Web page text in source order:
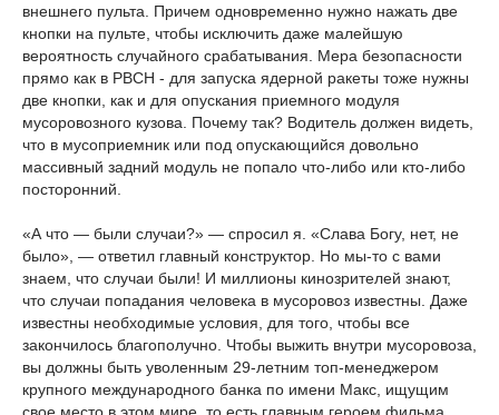
внешнего пульта. Причем одновременно нужно нажать две
кнопки на пульте, чтобы исключить даже малейшую
вероятность случайного срабатывания. Мера безопасности
прямо как в РВСН - для запуска ядерной ракеты тоже нужны
две кнопки, как и для опускания приемного модуля
мусоровозного кузова. Почему так? Водитель должен видеть,
что в мусоприемник или под опускающийся довольно
массивный задний модуль не попало что-либо или кто-либо
посторонний.
«А что — были случаи?» — спросил я. «Слава Богу, нет, не
было», — ответил главный конструктор. Но мы-то с вами
знаем, что случаи были! И миллионы кинозрителей знают,
что случаи попадания человека в мусоровоз известны. Даже
известны необходимые условия, для того, чтобы все
закончилось благополучно. Чтобы выжить внутри мусоровоза,
вы должны быть уволенным 29-летним топ-менеджером
крупного международного банка по имени Макс, ищущим